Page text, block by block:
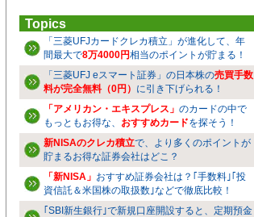
Topics
「三菱UFJカードクレカ積立」が進化して、年
間最大で8万4000円相当のポイントが貯まる！
「三菱UFJ eスマート証券」の日本株の売買手数
料が完全無料（0円） に引き下げられる！
「アメリカン・エキスプレス」 のカードの中で
もっともお得な、 おすすめカードを探そう！
新NISAのクレカ積立で、より多くのポイントが
貯まるお得な証券会社はどこ？
「新NISA」 おすすめ証券会社は？｢手数料｣｢投
資信託＆米国株の取扱数｣などで徹底比較！
｢SBI新生銀行｣で新規口座開設すると、定期預金